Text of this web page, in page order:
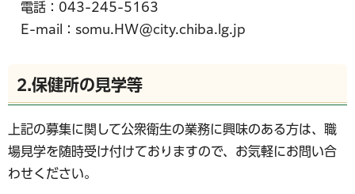
電話：043-245-5163
E-mail：somu.HW@city.chiba.lg.jp
2.保健所の見学等
上記の募集に関して公衆衛生の業務に興味のある方は、職
場見学を随時受け付けておりますので、お気軽にお問い合
わせください。